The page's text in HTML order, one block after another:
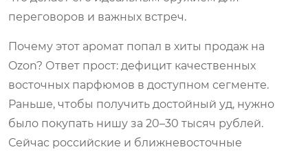
переговоров и важных встреч.
Почему этот аромат попал в хиты продаж на
Ozon? Ответ прост: дефицит качественных
восточных парфюмов в доступном сегменте.
Раньше, чтобы получить достойный уд, нужно
было покупать нишу за 20–30 тысяч рублей.
Сейчас российские и ближневосточные